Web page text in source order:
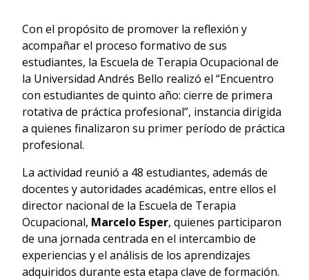
Con el propósito de promover la reflexión y
acompañar el proceso formativo de sus
estudiantes, la Escuela de Terapia Ocupacional de
la Universidad Andrés Bello realizó el “Encuentro
con estudiantes de quinto año: cierre de primera
rotativa de práctica profesional”, instancia dirigida
a quienes finalizaron su primer período de práctica
profesional.
La actividad reunió a 48 estudiantes, además de
docentes y autoridades académicas, entre ellos el
director nacional de la Escuela de Terapia
Ocupacional, Marcelo Esper, quienes participaron
de una jornada centrada en el intercambio de
experiencias y el análisis de los aprendizajes
adquiridos durante esta etapa clave de formación.